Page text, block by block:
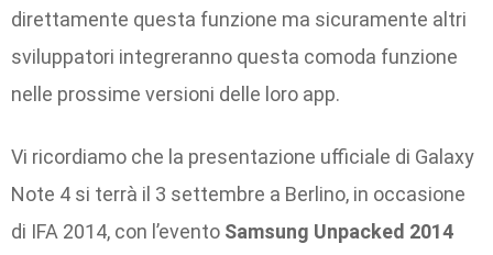
direttamente questa funzione ma sicuramente altri
sviluppatori integreranno questa comoda funzione
nelle prossime versioni delle loro app.
Vi ricordiamo che la presentazione ufficiale di Galaxy
Note 4 si terrà il 3 settembre a Berlino, in occasione
di IFA 2014, con l’evento Samsung Unpacked 2014